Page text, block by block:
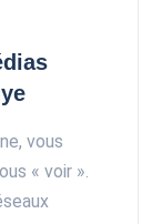
vous
« voir ».